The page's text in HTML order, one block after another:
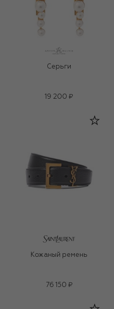
Серьги
19 200 ₽
Кожаный ремень
76 150 ₽